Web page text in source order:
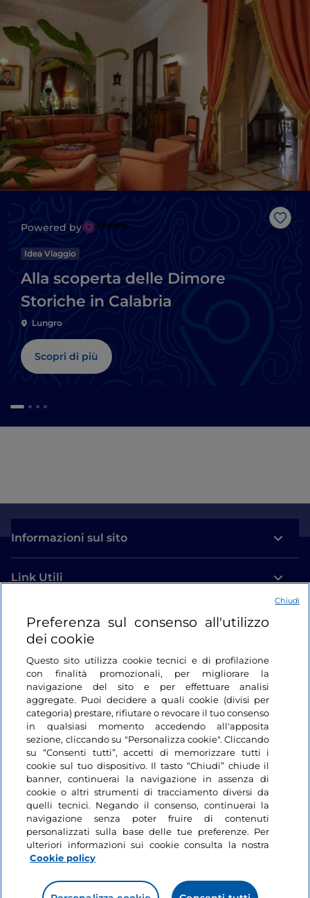
Like
Powered by
Idea Viaggio
Alla scoperta delle Dimore
Storiche in Calabria
Lungro
Scopri di più
Informazioni sul sito
Link Utili
Login
Restiamo in contatto
Preferenza sul consenso all'utilizzo
dei cookie
Questo sito utilizza cookie tecnici e di profilazione
con finalità promozionali, per migliorare la
navigazione del sito e per effettuare analisi
aggregate. Puoi decidere a quali cookie (divisi per
categoria) prestare, rifiutare o revocare il tuo consenso
in qualsiasi momento accedendo all'apposita
sezione, cliccando su "Personalizza cookie". Cliccando
su “Consenti tutti”, accetti di memorizzare tutti i
cookie sul tuo dispositivo. Il tasto “Chiudi” chiude il
banner, continuerai la navigazione in assenza di
cookie o altri strumenti di tracciamento diversi da
quelli tecnici. Negando il consenso, continuerai la
navigazione senza poter fruire di contenuti
personalizzati sulla base delle tue preferenze. Per
ulteriori informazioni sui cookie consulta la nostra
Cookie policy
Chiudi